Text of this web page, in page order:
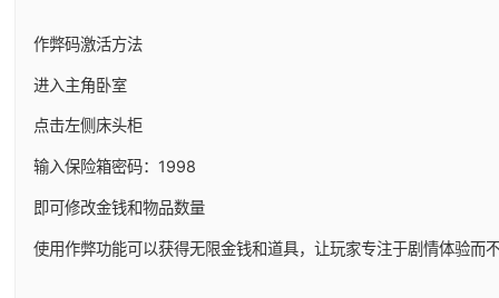
作弊码激活方法
进入主角卧室
点击左侧床头柜
输入保险箱密码：1998
即可修改金钱和物品数量
使用作弊功能可以获得无限金钱和道具，让玩家专注于剧情体验而